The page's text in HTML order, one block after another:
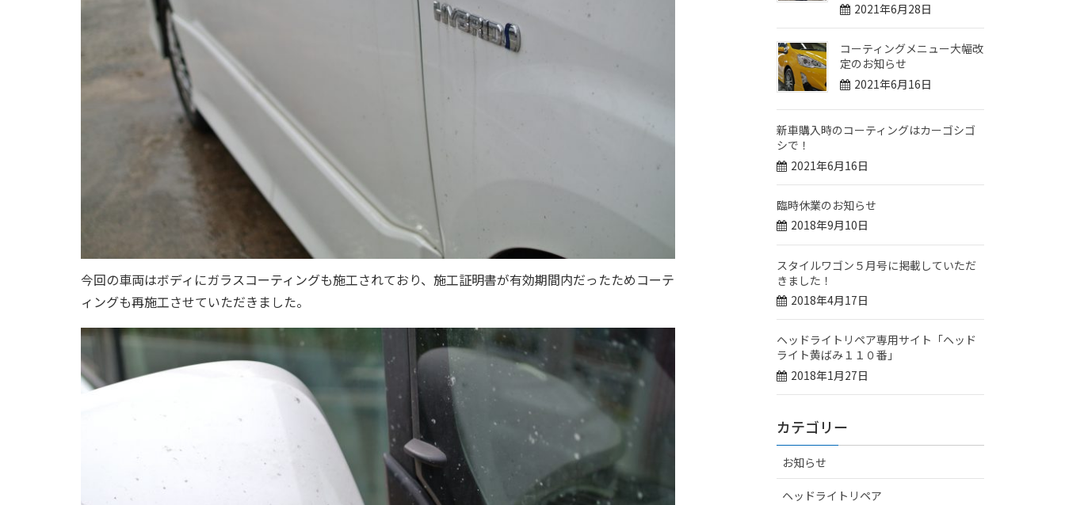
今回の車両はボディにガラスコーティングも施工されており、施工証明書が有効期間内だったためコーテ
ィングも再施工させていただきました。
2021年6月28日
コーティングメニュー大幅改
定のお知らせ
2021年6月16日
新車購入時のコーティングはカーゴシゴ
シで！
2021年6月16日
臨時休業のお知らせ
2018年9月10日
スタイルワゴン５月号に掲載していただ
きました！
2018年4月17日
ヘッドライトリペア専用サイト「ヘッド
ライト黄ばみ１１０番」
2018年1月27日
カテゴリー
お知らせ
ヘッドライトリペア